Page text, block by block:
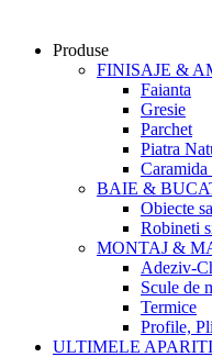
Produse
FINISAJE &
Faianta
Gresie
Parchet
Piatra
Caramida
BAIE &
Obiecte
Robineti
MONTAJ &
Adeziv-
Scule de
Termice
Profile,
ULTIMELE